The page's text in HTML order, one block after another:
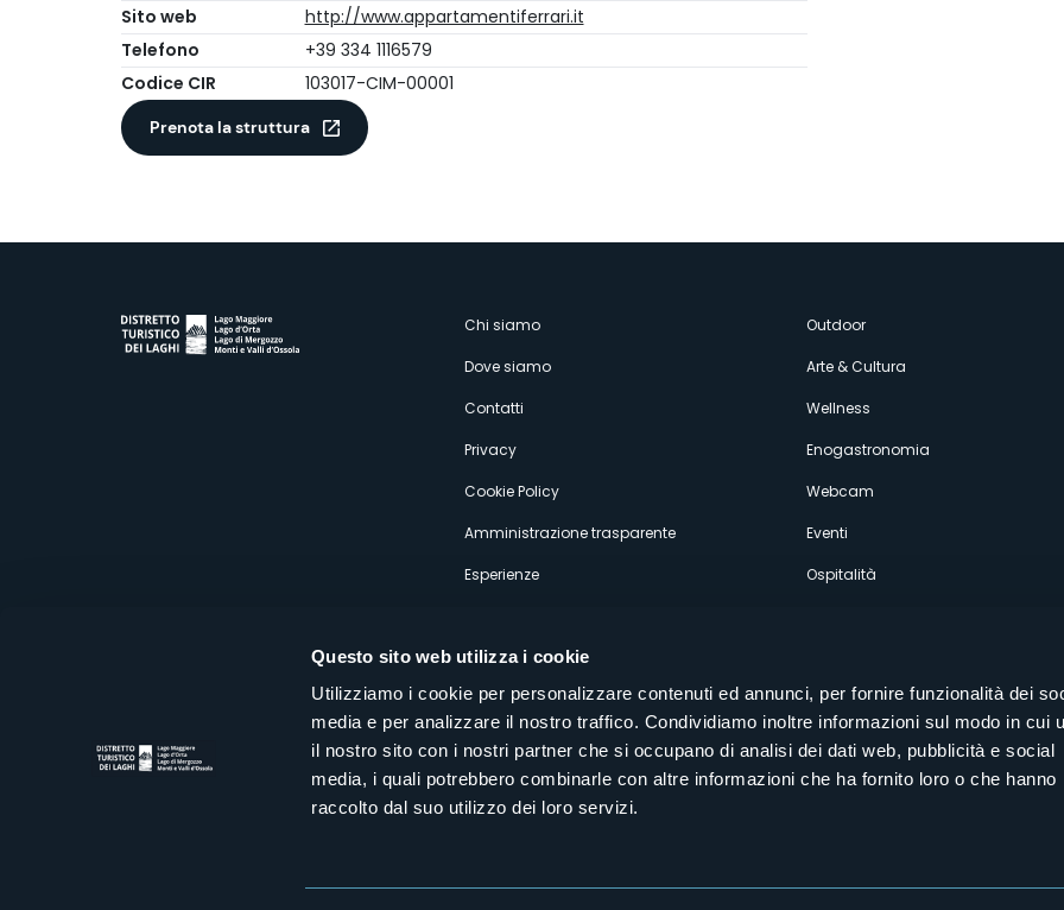
Questo sito web utilizza i cookie
Utilizziamo i cookie per personalizzare contenuti ed annunci, per fornire funzionalità dei
media e per analizzare il nostro traffico. Condividiamo inoltre informazioni sul modo in cui
il nostro sito con i nostri partner che si occupano di analisi dei dati web, pubblicità e social
media, i quali potrebbero combinarle con altre informazioni che ha fornito loro o che hanno
raccolto dal suo utilizzo dei loro servizi.
Sito web
http://www.appartamentiferrari.it
Telefono
+39 334 1116579
Codice CIR
103017-CIM-00001
Prenota la struttura
Menù
secondario
Chi siamo
Dove siamo
Contatti
Privacy
Cookie Policy
Amministrazione trasparente
Esperienze
Outdoor
Arte & Cultura
Wellness
Enogastronomia
Webcam
Eventi
Ospitalità
Distretto Turistico dei Laghi Scrl
Sede legale e operativa: Corso Italia 26 - 28838 Stresa VB - Italy
infoturismo@distrettolaghi.itedistrettolaghi@legalmail.it
Seguici sui nostri canali social